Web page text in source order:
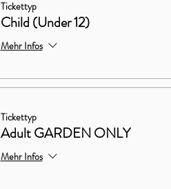
Tickettyp
Child (Under 12)
Mehr Infos
Tickettyp
Adult GARDEN ONLY
Mehr Infos